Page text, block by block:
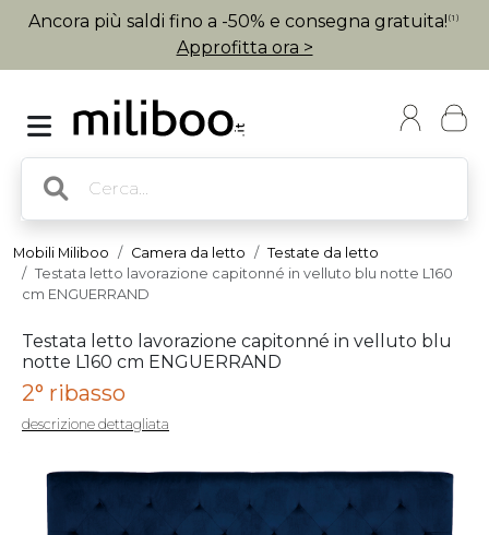
Ancora più saldi fino a -50% e consegna gratuita! (1)
Approfitta ora >
Mobili Miliboo Camera da letto
Testate da letto
Testata letto lavorazione capitonné in velluto blu notte L160
cm ENGUERRAND
Testata letto lavorazione capitonné in velluto blu
notte L160 cm ENGUERRAND
2° ribasso
descrizione dettagliata